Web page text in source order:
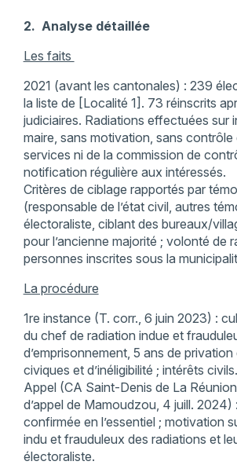
2. Analyse détaillée
Les faits
2021 (avant les cantonales) : 239
la liste de [Localité 1]. 73 réinscrits
judiciaires. Radiations effectuées sur
maire, sans motivation, sans
services ni de la commission de
notification régulière aux intéressés.
Critères de ciblage rapportés par
(responsable de l’état civil, autres
électoraliste, ciblant des bureaux/
pour l’ancienne majorité ; volonté de
personnes inscrites sous la
La procédure
1re instance (T. corr., 6 juin 2023) :
du chef de radiation indue et
d’emprisonnement, 5 ans de
civiques et d’inéligibilité ; intérêts civils.
Appel (CA Saint-Denis de La
d’appel de Mamoudzou, 4 juill.
confirmée en l’essentiel ; motivation
indu et frauduleux des radiations et
électoraliste.